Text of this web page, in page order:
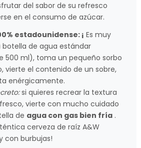
del sabor de su refresco
en el consumo de azúcar.
estadounidense: ¡ Es muy
de agua estándar
500 ml), toma un pequeño sorbo
vierte el contenido de un sobre,
enérgicamente.
si quieres recrear la textura
vierte con mucho cuidado
de agua con gas bien fría .
cerveza de raíz A&W
con burbujas!